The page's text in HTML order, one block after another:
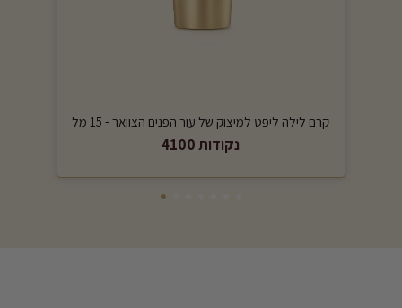
קרם לילה ליפט למיצוק של עור הפנים הצוואר - 15 מל
4100 נקודות